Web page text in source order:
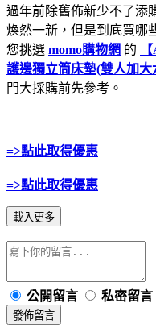
過年前除舊佈新少不了添
煥然一新，但是到底買哪
您挑選 momo購物網 的
護邊獨立筒床墊(雙人加
門大採購前先參考。
=>點此取得優惠
=>點此取得優惠
載入更多
公開留言 私密留言
發佈留言